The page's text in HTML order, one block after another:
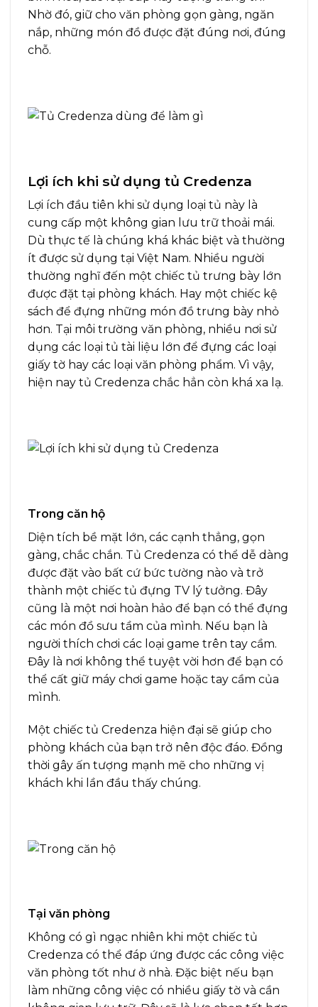
Nhờ đó, giữ cho văn phòng gọn gàng, ngăn
nắp, những món đồ được đặt đúng nơi, đúng
chỗ.
Lợi ích khi sử dụng tủ Credenza
Lợi ích đầu tiên khi sử dụng loại tủ này là
cung cấp một không gian lưu trữ thoải mái.
Dù thực tế là chúng khá khác biệt và thường
ít được sử dụng tại Việt Nam. Nhiều người
thường nghĩ đến một chiếc tủ trưng bày lớn
được đặt tại phòng khách. Hay một chiếc kệ
sách để đựng những món đồ trưng bày nhỏ
hơn. Tại môi trường văn phòng, nhiều nơi sử
dụng các loại tủ tài liệu lớn để đựng các loại
giấy tờ hay các loại văn phòng phẩm. Vì vậy,
hiện nay tủ Credenza chắc hẳn còn khá xa lạ.
Trong căn hộ
Diện tích bề mặt lớn, các cạnh thẳng, gọn
gàng, chắc chắn. Tủ Credenza có thể dễ dàng
được đặt vào bất cứ bức tường nào và trở
thành một chiếc tủ đựng TV lý tưởng. Đây
cũng là một nơi hoàn hảo để bạn có thể đựng
các món đồ sưu tầm của mình. Nếu bạn là
người thích chơi các loại game trên tay cầm.
Đây là nơi không thể tuyệt vời hơn để bạn có
thể cất giữ máy chơi game hoặc tay cầm của
mình.
Một chiếc tủ Credenza hiện đại sẽ giúp cho
phòng khách của bạn trở nên độc đáo. Đồng
thời gây ấn tượng mạnh mẽ cho những vị
khách khi lần đầu thấy chúng.
Tại văn phòng
Không có gì ngạc nhiên khi một chiếc tủ
Credenza có thể đáp ứng được các công việc
văn phòng tốt như ở nhà. Đặc biệt nếu bạn
làm những công việc có nhiều giấy tờ và cần